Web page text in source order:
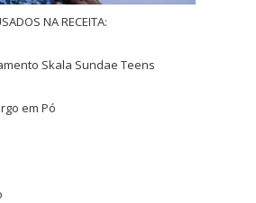
NA RECEITA:
Skala Sundae Teens
em Pó